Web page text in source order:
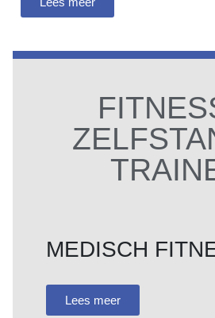
MEDISCH
Lees meer